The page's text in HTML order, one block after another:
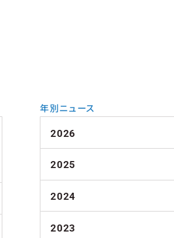
年別ニュース
2026
2025
2024
2023